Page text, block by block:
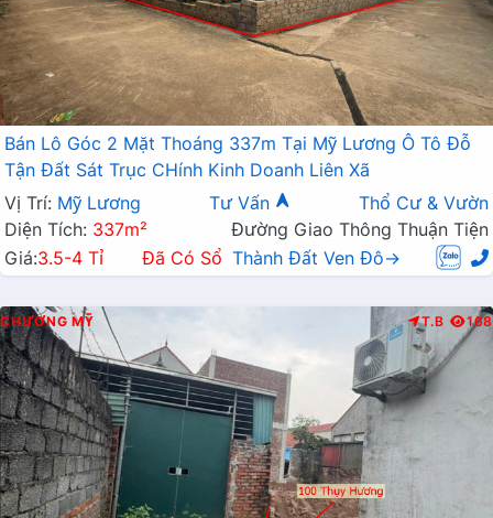
Bán Lô Góc 2 Mặt Thoáng 337m Tại Mỹ Lương Ô Tô Đỗ
Tận Đất Sát Trục CHính Kinh Doanh Liên Xã
Vị Trí: Mỹ Lương Tư Vấn
Thổ Cư & Vườn
Diện Tích: 337m²
Đường Giao Thông Thuận Tiện
Giá:3.5-4 Tỉ Đã Có Sổ Thành Đất Ven Đô→
CHƯƠNG MỸ T.B 168